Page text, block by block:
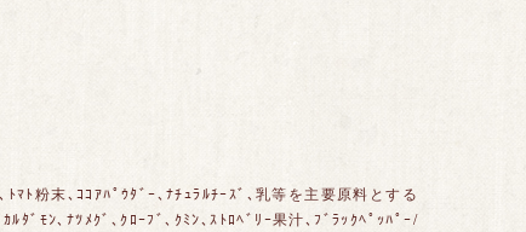
ﾏﾄ粉末､ｺｺｱﾊﾟｳﾀﾞｰ､ﾅﾁｭﾗﾙﾁｰｽﾞ､乳等を主要原料とする
ﾀﾞﾓﾝ､ﾅﾂﾒｸﾞ､ｸﾛｰﾌﾞ､ｸﾐﾝ､ｽﾄﾛﾍﾞﾘｰ果汁､ﾌﾞﾗｯｸﾍﾟｯﾊﾟｰ/